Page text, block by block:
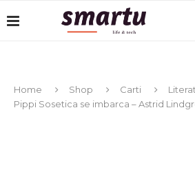
Home Shop Carti
Pippi Sosetica se imbarca – Astrid